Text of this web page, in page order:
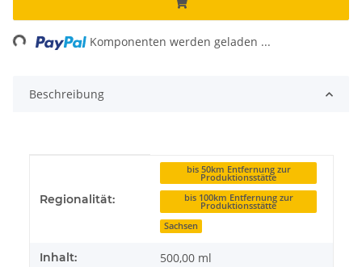
Komponenten werden geladen ...
Beschreibung
Regionalität:
bis 50km Entfernung zur
Produktionsstätte
bis 100km Entfernung zur
Produktionsstätte
Sachsen
Inhalt: 500,00 ml